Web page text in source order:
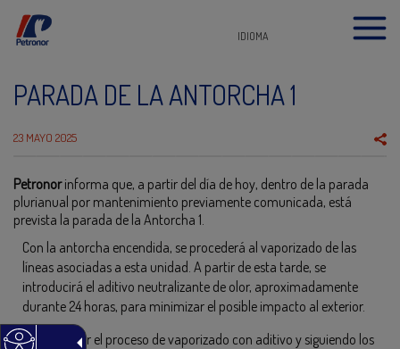
IDIOMA
PARADA DE LA ANTORCHA 1
23 MAYO 2025
Petronorinforma que, a partir del día de hoy, dentro de la parada
plurianual por mantenimiento previamente comunicada, está
prevista la parada de la Antorcha 1.
Con la antorcha encendida, se procederá al vaporizado de las
líneas asociadas a esta unidad. A partir de esta tarde, se
introducirá el aditivo neutralizante de olor, aproximadamente
durante 24 horas, para minimizar el posible impacto al exterior.
Tras finalizar el proceso de vaporizado con aditivo y siguiendo los